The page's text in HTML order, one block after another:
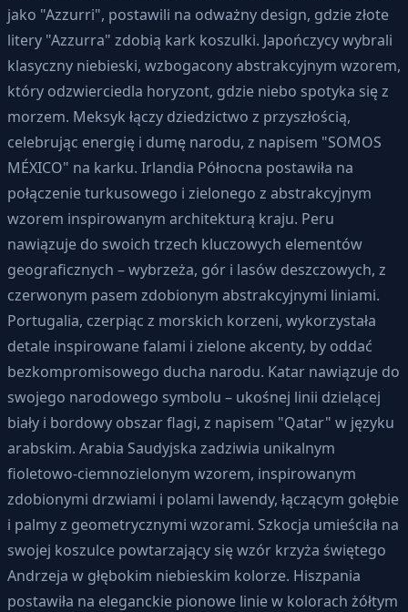
jako "Azzurri", postawili na odważny design, gdzie złote
litery "Azzurra" zdobią kark koszulki. Japończycy wybrali
klasyczny niebieski, wzbogacony abstrakcyjnym wzorem,
który odzwierciedla horyzont, gdzie niebo spotyka się z
morzem. Meksyk łączy dziedzictwo z przyszłością,
celebrując energię i dumę narodu, z napisem "SOMOS
MÉXICO" na karku. Irlandia Północna postawiła na
połączenie turkusowego i zielonego z abstrakcyjnym
wzorem inspirowanym architekturą kraju. Peru
nawiązuje do swoich trzech kluczowych elementów
geograficznych – wybrzeża, gór i lasów deszczowych, z
czerwonym pasem zdobionym abstrakcyjnymi liniami.
Portugalia, czerpiąc z morskich korzeni, wykorzystała
detale inspirowane falami i zielone akcenty, by oddać
bezkompromisowego ducha narodu. Katar nawiązuje do
swojego narodowego symbolu – ukośnej linii dzielącej
biały i bordowy obszar flagi, z napisem "Qatar" w języku
arabskim. Arabia Saudyjska zadziwia unikalnym
fioletowo-ciemnozielonym wzorem, inspirowanym
zdobionymi drzwiami i polami lawendy, łączącym gołębie
i palmy z geometrycznymi wzorami. Szkocja umieściła na
swojej koszulce powtarzający się wzór krzyża świętego
Andrzeja w głębokim niebieskim kolorze. Hiszpania
postawiła na eleganckie pionowe linie w kolorach żółtym